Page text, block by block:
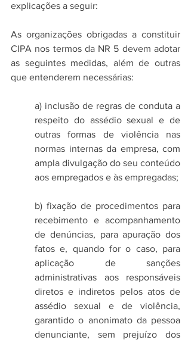
explicações a seguir:
As organizações obrigadas a constituir
CIPA nos termos da NR 5 devem adotar
as seguintes medidas, além de outras
que entenderem necessárias:
a) inclusão de regras de conduta a
respeito do assédio sexual e de
outras formas de violência nas
normas internas da empresa, com
ampla divulgação do seu conteúdo
aos empregados e às empregadas;
b) fixação de procedimentos para
recebimento e acompanhamento
de denúncias, para apuração dos
fatos e, quando for o caso, para
aplicação de sanções
administrativas aos responsáveis
diretos e indiretos pelos atos de
assédio sexual e de violência,
garantido o anonimato da pessoa
denunciante, sem prejuízo dos